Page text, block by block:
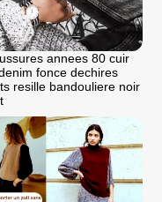
annees 80 cuir
fonce dechires
resille bandouliere noir